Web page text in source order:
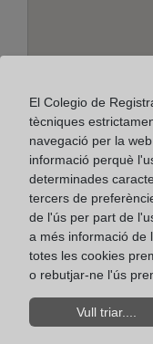
Adreça:
Ana Lopidana, 8
Horario:
Agosto: De
El Colegio de
tècniques
navegació per la
informació perquè
determinades
tercers de
de l'ús per part de
a més informació de
totes les cookies
o rebutjar-ne l'ús
Vull triar....